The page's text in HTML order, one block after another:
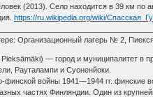
(2013). Село находится в 39 км по
https://ru.wikipedia.org/wiki/
Организационный лагерь № 2,
— город и муниципалитет в
Рауталампи и Суоненйоки.
финской войны 1941—1944 гг. финские
частях Финляндии. Один из